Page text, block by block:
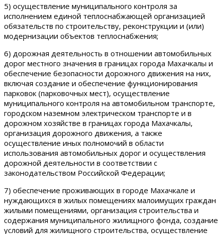
5) осуществление муниципального контроля за
исполнением единой теплоснабжающей организацией
обязательств по строительству, реконструкции и (или)
модернизации объектов теплоснабжения;
6) дорожная деятельность в отношении автомобильных
дорог местного значения в границах города Махачкалы и
обеспечение безопасности дорожного движения на них,
включая создание и обеспечение функционирования
парковок (парковочных мест), осуществление
муниципального контроля на автомобильном транспорте,
городском наземном электрическом транспорте и в
дорожном хозяйстве в границах города Махачкалы,
организация дорожного движения, а также
осуществление иных полномочий в области
использования автомобильных дорог и осуществления
дорожной деятельности в соответствии с
законодательством Российской Федерации;
7) обеспечение проживающих в городе Махачкале и
нуждающихся в жилых помещениях малоимущих граждан
жилыми помещениями, организация строительства и
содержания муниципального жилищного фонда, создание
условий для жилищного строительства, осуществление